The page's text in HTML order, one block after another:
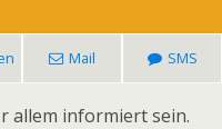
Mail SMS
allem informiert sein.